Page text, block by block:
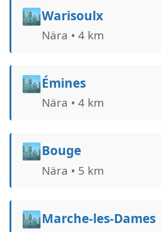
🏙️Warisoulx
Nära • 4 km
🏙️Émines
Nära • 4 km
🏙️Bouge
Nära • 5 km
🏙️Marche-les-Dames